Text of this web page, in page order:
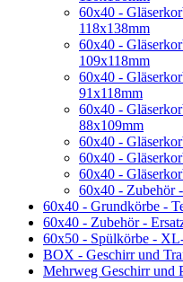
60x40 -
118x138mm
60x40 -
109x118mm
60x40 -
91x118mm
60x40 -
88x109mm
60x40 -
60x40 -
60x40 -
60x40 - Zubehör
60x40 - Grundkörbe -
60x40 - Zubehör -
60x50 - Spülkörbe -
BOX - Geschirr und
Mehrweg Geschirr und